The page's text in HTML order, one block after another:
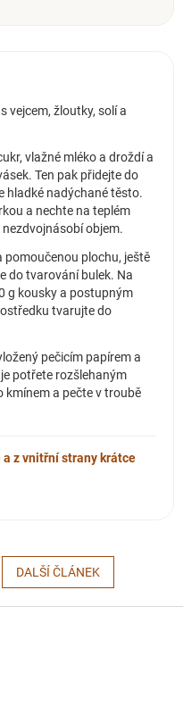
vejcem, žloutky, solí a
vlažné mléko a droždí a
Ten pak přidejte do
hladké nadýchané těsto.
a nechte na teplém
objem.
plochu, ještě
do tvarování bulek. Na
g kousky a postupným
tvarujte do
pečicím papírem a
potřete rozšlehaným
kmínem a pečte v troubě
z vnitřní strany krátce
DALŠÍ ČLÁNEK